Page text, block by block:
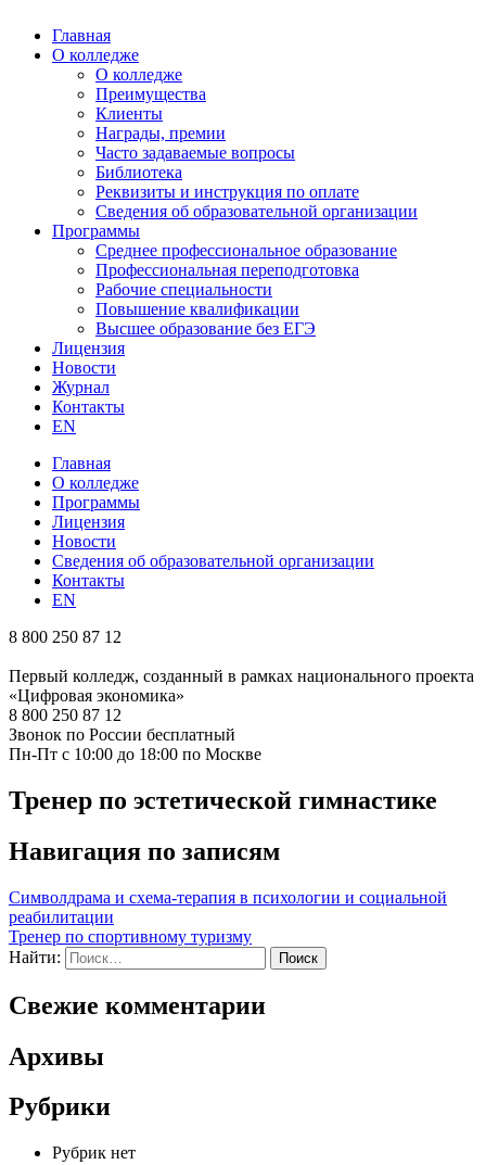
Главная
О колледже
О колледже
Преимущества
Клиенты
Награды, премии
Часто задаваемые вопросы
Библиотека
Реквизиты и инструкция по оплате
Сведения об образовательной организации
Программы
Среднее профессиональное образование
Профессиональная переподготовка
Рабочие специальности
Повышение квалификации
Высшее образование без ЕГЭ
Лицензия
Новости
Журнал
Контакты
EN
Главная
О колледже
Программы
Лицензия
Новости
Сведения об образовательной организации
Контакты
EN
8 800 250 87 12
Первый колледж, созданный в рамках национального проекта
«Цифровая экономика»
8 800 250 87 12
Звонок по России бесплатный
Пн-Пт с 10:00 до 18:00 по Москве
Тренер по эстетической гимнастике
Навигация по записям
Символдрама и схема-терапия в психологии и социальной
реабилитации
Тренер по спортивному туризму
Найти:
Свежие комментарии
Архивы
Рубрики
Рубрик нет